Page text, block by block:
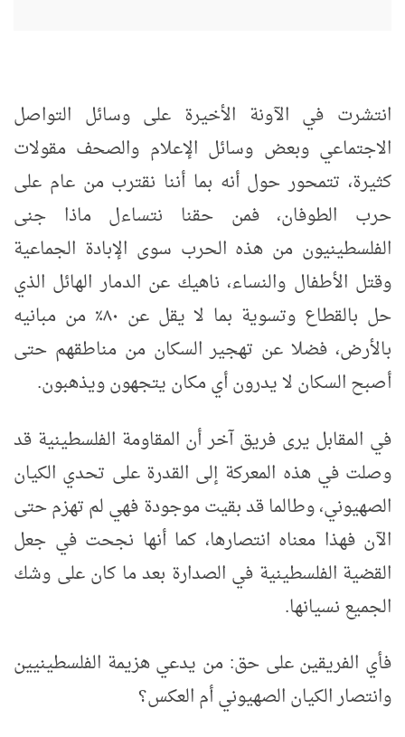
انتشرت في الآونة الأخيرة على وسائل التواصل
الاجتماعي وبعض وسائل الإعلام والصحف مقولات
كثيرة، تتمحور حول أنه بما أننا نقترب من عام على
حرب الطوفان، فمن حقنا نتساءل ماذا جنى
الفلسطينيون من هذه الحرب سوى الإبادة الجماعية
وقتل الأطفال والنساء، ناهيك عن الدمار الهائل الذي
حل بالقطاع وتسوية بما لا يقل عن ٨٠٪ من مبانيه
بالأرض، فضلا عن تهجير السكان من مناطقهم حتى
أصبح السكان لا يدرون أي مكان يتجهون ويذهبون.
في المقابل يرى فريق آخر أن المقاومة الفلسطينية قد
وصلت في هذه المعركة إلى القدرة على تحدي الكيان
الصهيوني، وطالما قد بقيت موجودة فهي لم تهزم حتى
الآن فهذا معناه انتصارها، كما أنها نجحت في جعل
القضية الفلسطينية في الصدارة بعد ما كان على وشك
الجميع نسيانها.
فأي الفريقين على حق: من يدعي هزيمة الفلسطينيين
وانتصار الكيان الصهيوني أم العكس؟